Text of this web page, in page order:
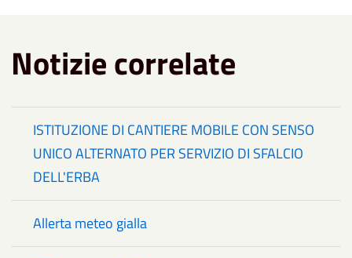
Notizie correlate
ISTITUZIONE DI CANTIERE MOBILE CON SENSO
UNICO ALTERNATO PER SERVIZIO DI SFALCIO
DELL'ERBA
Allerta meteo gialla